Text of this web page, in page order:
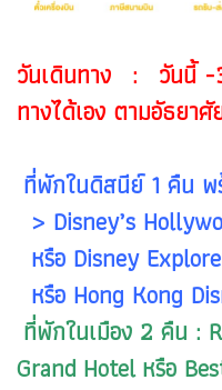
วันเดินทาง : วันนี้ -
ทางได้เอง ตามอัธยาศั
ที่พักในดิสนีย์ 1 คืน
> Disney’s
หรือ Disney
หรือ Hong Kong
ที่พักในเมือง 2 คืน :
Grand Hotel หรือ